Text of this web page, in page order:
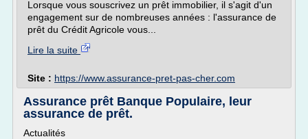
Lorsque vous souscrivez un prêt immobilier, il s'agit d'un
engagement sur de nombreuses années : l'assurance de
prêt du Crédit Agricole vous...
Lire la suite
Site : https://www.assurance-pret-pas-cher.com
Assurance prêt Banque Populaire, leur
assurance de prêt.
Actualités